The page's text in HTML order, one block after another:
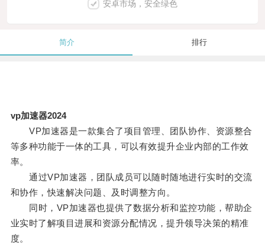
安卓市场，安全绿色
简介 排行
vp加速器2024
VP加速器是一款集合了项目管理、团队协作、资源整合
等多种功能于一体的工具，可以有效提升企业内部的工作效
率。
通过VP加速器，团队成员可以随时随地进行实时的交流
和协作，快速解决问题、及时调整方向。
同时，VP加速器也提供了数据分析和监控功能，帮助企
业实时了解项目进展和资源分配情况，提升领导决策的精准
度。